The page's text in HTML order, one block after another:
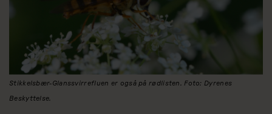
Stikkelsbær-Glanssvirrefluen er også på rødlisten. Foto: Dyrenes
Beskyttelse.